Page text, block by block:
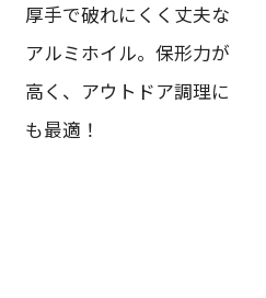
厚手で破れにくく丈夫な
アルミホイル。保形力が
高く、アウトドア調理に
も最適！